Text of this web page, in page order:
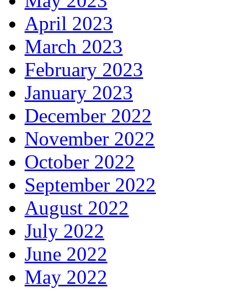
April 2023
March 2023
February 2023
January 2023
December 2022
November 2022
October 2022
September 2022
August 2022
July 2022
June 2022
May 2022